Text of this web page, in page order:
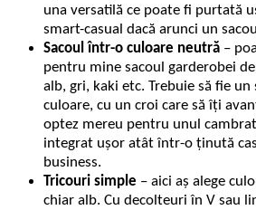
una versatilă ce poate fi purtată
smart-casual dacă arunci un
Sacoul într-o culoare neutră –
pentru mine sacoul garderobei
alb, gri, kaki etc. Trebuie să fie
culoare, cu un croi care să îți
optez mereu pentru unul
integrat ușor atât într-o ținută
business.
Tricouri simple – aici aș alege
chiar alb. Cu decolteuri în V sau